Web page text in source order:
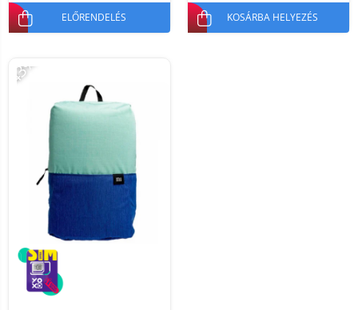
ELŐRENDELÉS KOSÁRBA HELYEZÉS
-43%